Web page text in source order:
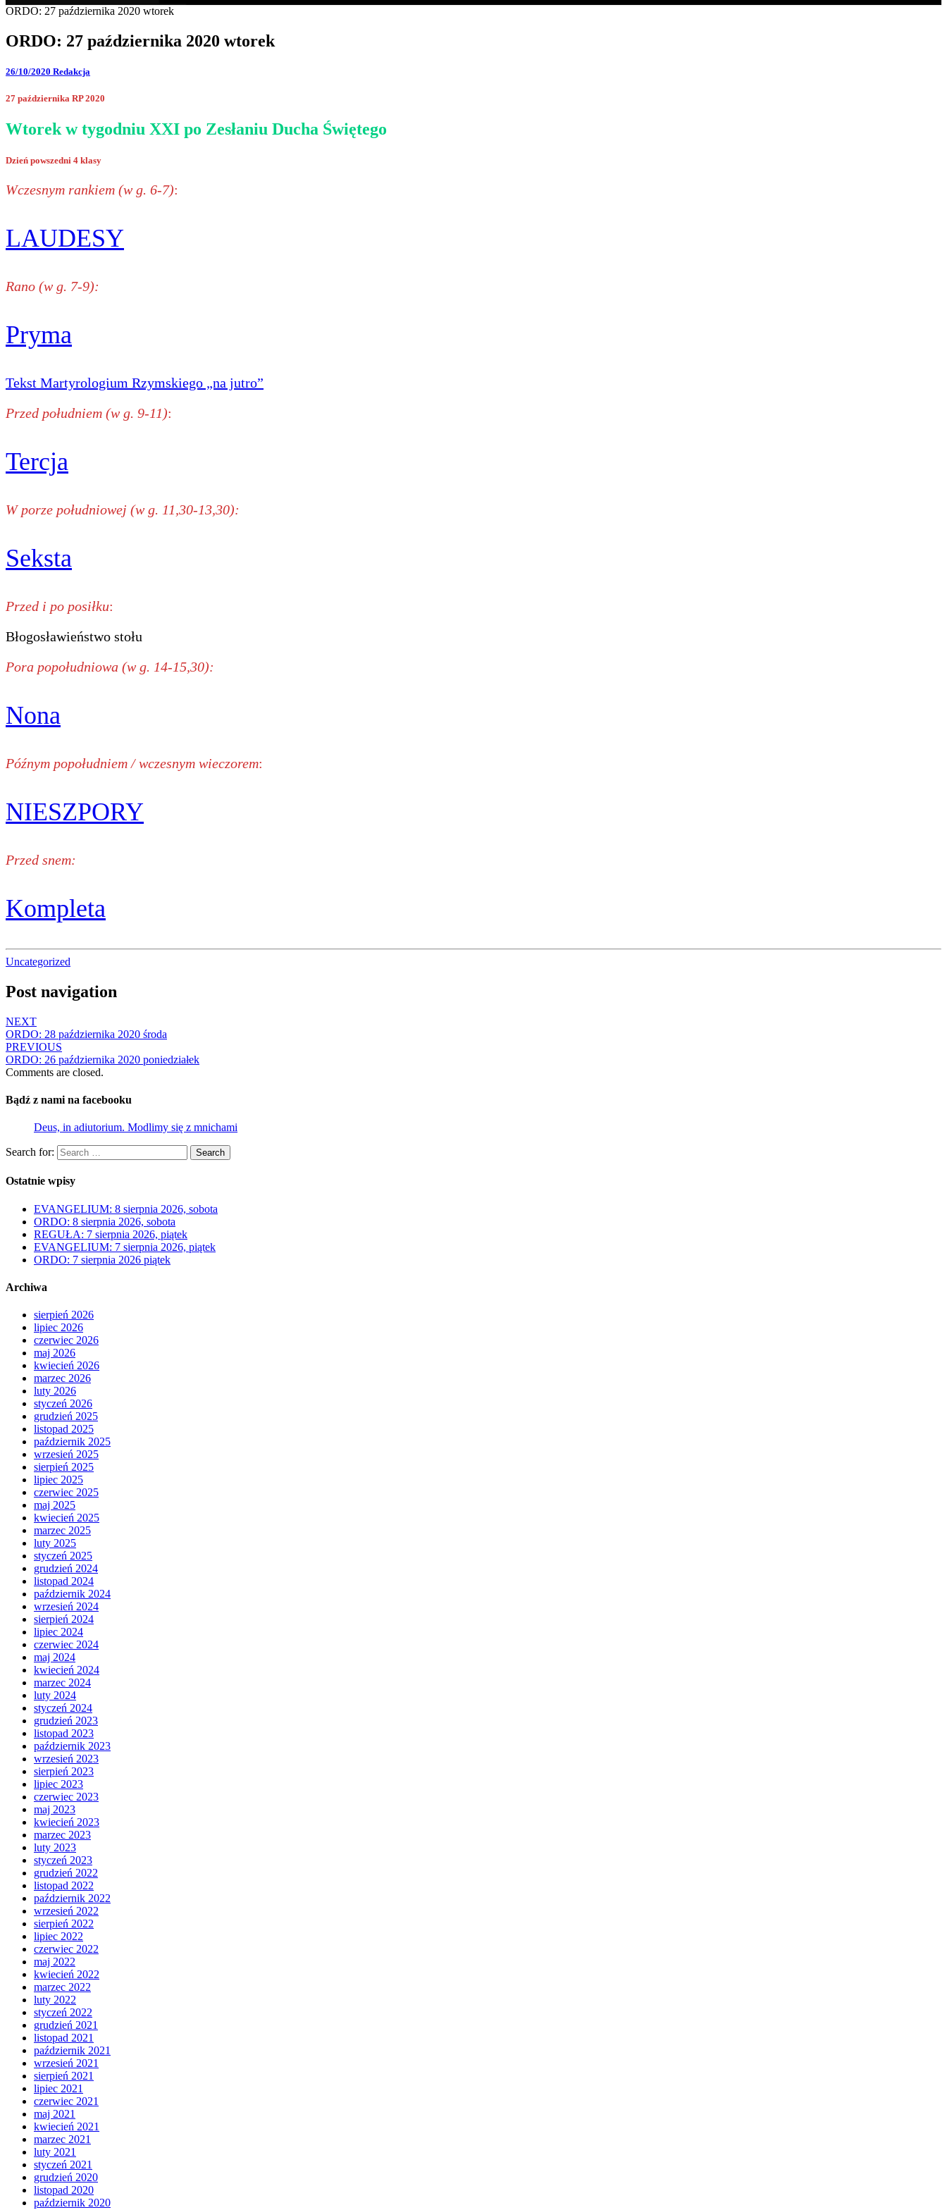
ORDO: 27 października 2020 wtorek
ORDO: 27 października 2020 wtorek
26/10/2020 Redakcja
27 października RP 2020
Wtorek w tygodniu XXI po Zesłaniu Ducha Świętego
Dzień powszedni 4 klasy
Wczesnym rankiem (w g. 6-7):
LAUDESY
Rano (w g. 7-9):
Pryma
Tekst Martyrologium Rzymskiego „na jutro”
Przed południem (w g. 9-11):
Tercja
W porze południowej (w g. 11,30-13,30):
Seksta
Przed i po posiłku:
Błogosławieństwo stołu
Pora popołudniowa (w g. 14-15,30):
Nona
Późnym popołudniem / wczesnym wieczorem:
NIESZPORY
Przed snem:
Kompleta
Uncategorized
Post navigation
NEXT
ORDO: 28 października 2020 środa
PREVIOUS
ORDO: 26 października 2020 poniedziałek
Comments are closed.
Bądź z nami na facebooku
Deus, in adiutorium. Modlimy się z mnichami
Search for: Search
Ostatnie wpisy
EVANGELIUM: 8 sierpnia 2026, sobota
ORDO: 8 sierpnia 2026, sobota
REGUŁA: 7 sierpnia 2026, piątek
EVANGELIUM: 7 sierpnia 2026, piątek
ORDO: 7 sierpnia 2026 piątek
Archiwa
sierpień 2026
lipiec 2026
czerwiec 2026
maj 2026
kwiecień 2026
marzec 2026
luty 2026
styczeń 2026
grudzień 2025
listopad 2025
październik 2025
wrzesień 2025
sierpień 2025
lipiec 2025
czerwiec 2025
maj 2025
kwiecień 2025
marzec 2025
luty 2025
styczeń 2025
grudzień 2024
listopad 2024
październik 2024
wrzesień 2024
sierpień 2024
lipiec 2024
czerwiec 2024
maj 2024
kwiecień 2024
marzec 2024
luty 2024
styczeń 2024
grudzień 2023
listopad 2023
październik 2023
wrzesień 2023
sierpień 2023
lipiec 2023
czerwiec 2023
maj 2023
kwiecień 2023
marzec 2023
luty 2023
styczeń 2023
grudzień 2022
listopad 2022
październik 2022
wrzesień 2022
sierpień 2022
lipiec 2022
czerwiec 2022
maj 2022
kwiecień 2022
marzec 2022
luty 2022
styczeń 2022
grudzień 2021
listopad 2021
październik 2021
wrzesień 2021
sierpień 2021
lipiec 2021
czerwiec 2021
maj 2021
kwiecień 2021
marzec 2021
luty 2021
styczeń 2021
grudzień 2020
listopad 2020
październik 2020